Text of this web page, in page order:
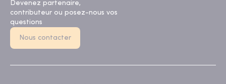
Devenez partenaire,
contributeur ou posez-nous vos
questions
Nous contacter